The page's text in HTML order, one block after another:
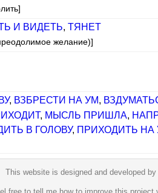
И ВИДЕТЬ, ТЯНЕТ
желание)]
, ВЗБРЕСТИ НА УМ,
, МЫСЛЬ ПРИШЛА,
В ГОЛОВУ, ПРИХОДИТЬ НА
This website is designed and developed by